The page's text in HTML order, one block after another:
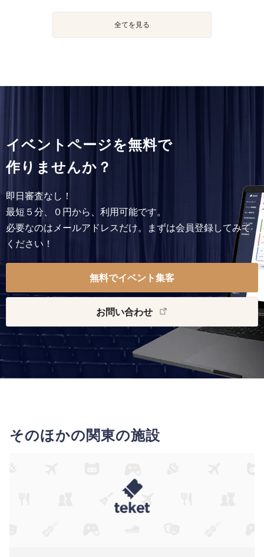
全てを見る
イベントページを無料で
作りませんか？
即日審査なし！
最短５分、０円から、利用可能です。
必要なのはメールアドレスだけ。まずは会員登録してみて
ください！
無料でイベント集客
お問い合わせ
そのほかの関東の施設